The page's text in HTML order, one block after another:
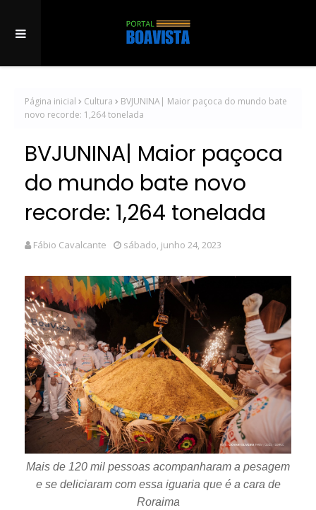
Página inicial Cultura
BVJUNINA| Maior paçoca do mundo bate
novo recorde: 1,264 tonelada
BVJUNINA| Maior paçoca
do mundo bate novo
recorde: 1,264 tonelada
Fábio Cavalcante sábado, junho 24, 2023
Mais de 120 mil pessoas acompanharam a pesagem
e se deliciaram com essa iguaria que é a cara de
Roraima